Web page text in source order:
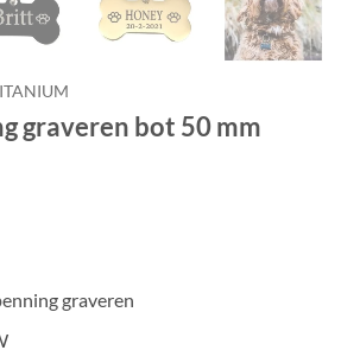
graveren bot 50 mm
graveren